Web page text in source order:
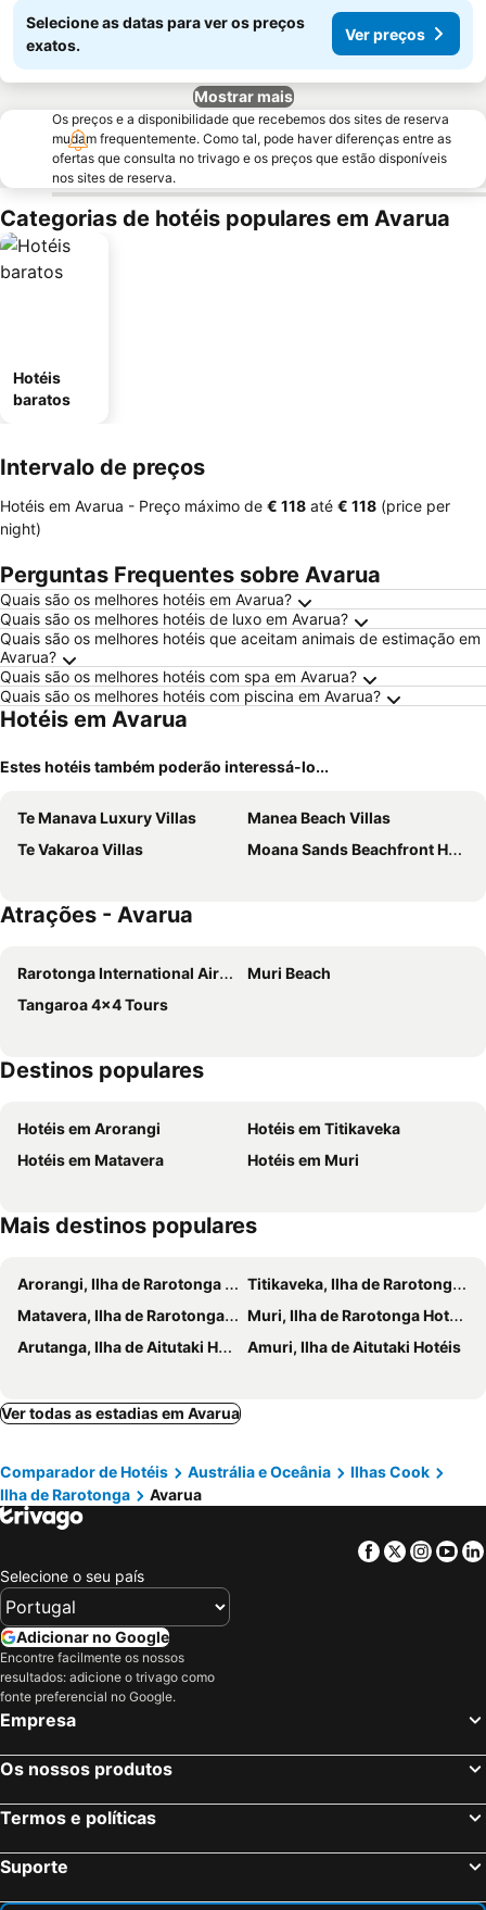
Selecione as datas para ver os preços
exatos.
Ver preços
Mostrar mais
Os preços e a disponibilidade que recebemos dos sites de reserva
mudam frequentemente. Como tal, pode haver diferenças entre as
ofertas que consulta no trivago e os preços que estão disponíveis
nos sites de reserva.
Categorias de hotéis populares em Avarua
Hotéis
baratos
Intervalo de preços
Hotéis em Avarua - Preço máximo de ‎€ 118 até ‎€ 118 (price per
night)
Perguntas Frequentes sobre Avarua
Quais são os melhores hotéis em Avarua?
Quais são os melhores hotéis de luxo em Avarua?
Quais são os melhores hotéis que aceitam animais de estimação em
Avarua?
Quais são os melhores hotéis com spa em Avarua?
Quais são os melhores hotéis com piscina em Avarua?
Hotéis em Avarua
Estes hotéis também poderão interessá-lo...
Te Manava Luxury Villas
Manea Beach Villas
Te Vakaroa Villas
Moana Sands Beachfront Hotel
Atrações - Avarua
Rarotonga International Airport
Muri Beach
Tangaroa 4x4 Tours
Destinos populares
Hotéis em Arorangi
Hotéis em Titikaveka
Hotéis em Matavera
Hotéis em Muri
Mais destinos populares
Arorangi, Ilha de Rarotonga Hotéis
Titikaveka, Ilha de Rarotonga Hotéis
Matavera, Ilha de Rarotonga Hotéis
Muri, Ilha de Rarotonga Hotéis
Arutanga, Ilha de Aitutaki Hotéis
Amuri, Ilha de Aitutaki Hotéis
Ver todas as estadias em Avarua
Comparador de Hotéis Austrália e Oceânia
Ilhas Cook
Ilha de Rarotonga
Avarua
Facebook
Twitter
Selecione o seu país
Adicionar no Google
Encontre facilmente os nossos
resultados: adicione o trivago como
fonte preferencial no Google.
Empresa
Os nossos produtos
Termos e políticas
Suporte